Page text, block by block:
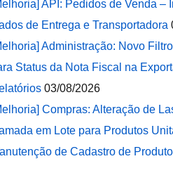
API: Pedidos de Venda –
de Entrega e Transportadora
Administração: Novo
Status da Nota Fiscal na
03/08/2026
Compras: Alteração de
em Lote para Produtos
de Cadastro de